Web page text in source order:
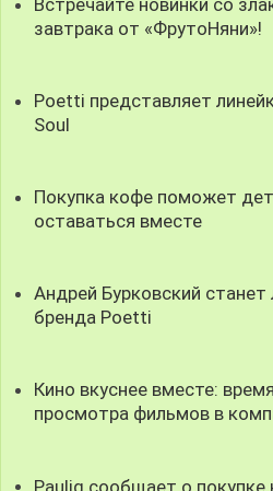
завтрака от «ФрутоНяни»!
Poetti представляет
Soul
Покупка кофе поможет
оставаться вместе
Андрей Бурковский
бренда Poetti
Кино вкуснее вместе:
просмотра фильмов в
Paulig сообщает о покупке